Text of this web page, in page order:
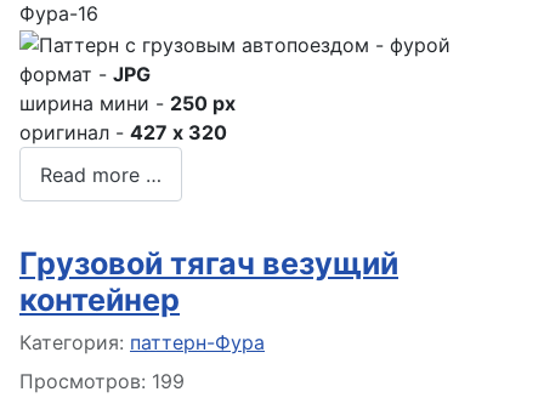
Фура-16
формат - JPG
ширина мини - 250 px
оригинал - 427 x 320
Read more …
Грузовой тягач везущий
контейнер
Информация о материале
Категория: паттерн-Фура
Просмотров: 199